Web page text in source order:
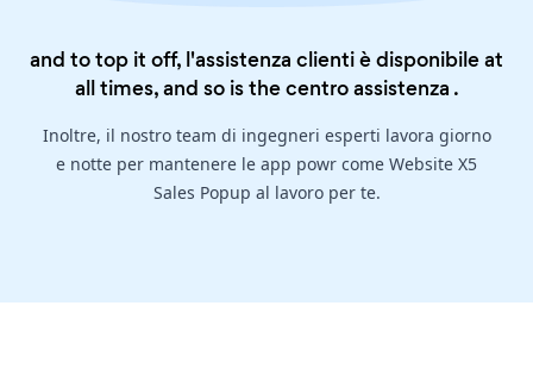
and to top it off, l'assistenza clienti è disponibile at
all times, and so is thecentro assistenza .
Inoltre, il nostro team di ingegneri esperti lavora giorno
e notte per mantenere le app powr come Website X5
Sales Popup al lavoro per te.